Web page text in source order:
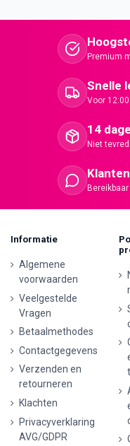
Premium
Snelle
Voor
14
Niet
Informatie
Algemene
voorwaarden
Veelgestelde
Vragen
Betaalmethodes
Contactgegevens
Verzenden en
retourneren
Klachten
Privacyverklaring
AVG/GDPR